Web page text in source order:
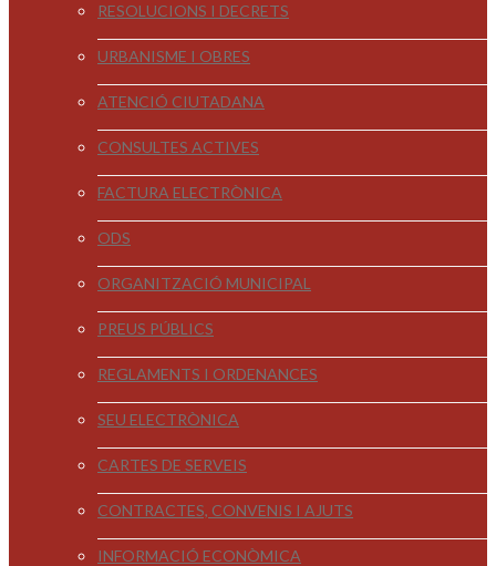
RESOLUCIONS I DECRETS
URBANISME I OBRES
ATENCIÓ CIUTADANA
CONSULTES ACTIVES
FACTURA ELECTRÒNICA
ODS
ORGANITZACIÓ MUNICIPAL
PREUS PÚBLICS
REGLAMENTS I ORDENANCES
SEU ELECTRÒNICA
CARTES DE SERVEIS
CONTRACTES, CONVENIS I AJUTS
INFORMACIÓ ECONÒMICA